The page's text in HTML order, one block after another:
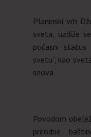
Planinski vrh
sveta, uzdiže
počasni status
svetu”, kao
snova.
Povodom
prirodne